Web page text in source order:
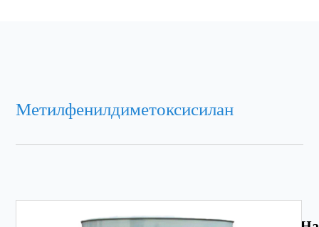
Метилфенилдиметоксисилан